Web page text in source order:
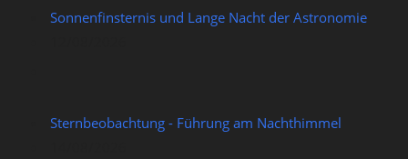
Sonnenfinsternis und Lange Nacht der Astronomie
Sternbeobachtung - Führung am Nachthimmel